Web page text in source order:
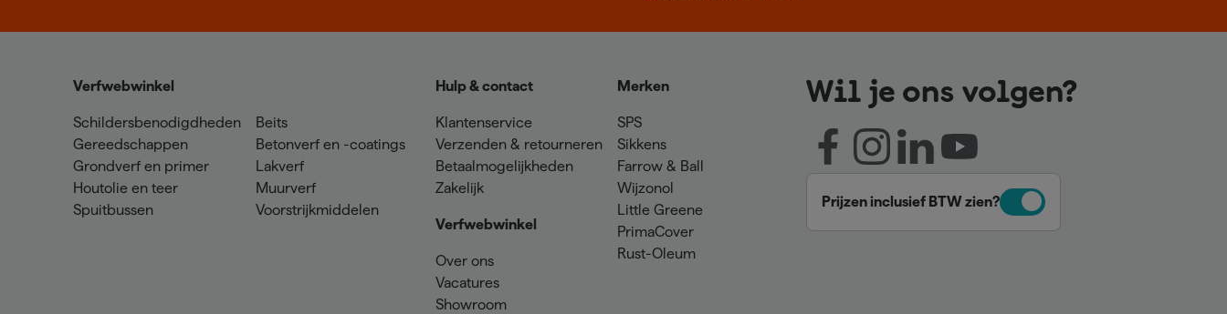
Verfwebwinkel
Schildersbenodigdheden
Gereedschappen
Grondverf en primer
Houtolie en teer
Spuitbussen
Beits
Betonverf en -coatings
Lakverf
Muurverf
Voorstrijkmiddelen
Hulp & contact
Klantenservice
Verzenden & retourneren
Betaalmogelijkheden
Zakelijk
Verfwebwinkel
Over ons
Vacatures
Showroom
Merken
SPS
Sikkens
Farrow & Ball
Wijzonol
Little Greene
PrimaCover
Rust-Oleum
Wil je ons volgen?
Prijzen inclusief BTW zien?